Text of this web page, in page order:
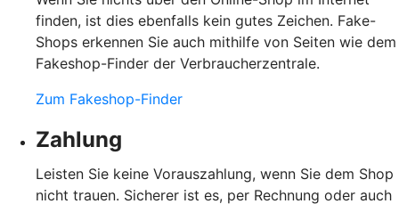
finden, ist dies ebenfalls kein gutes Zeichen. Fake-
Shops erkennen Sie auch mithilfe von Seiten wie dem
Fakeshop-Finder der Verbraucherzentrale.
Zum Fakeshop-Finder
Zahlung
Leisten Sie keine Vorauszahlung, wenn Sie dem Shop
nicht trauen. Sicherer ist es, per Rechnung oder auch